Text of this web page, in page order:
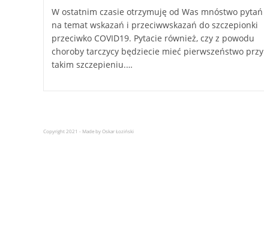
W ostatnim czasie otrzymuję od Was mnóstwo pytań
na temat wskazań i przeciwwskazań do szczepionki
przeciwko COVID19. Pytacie również, czy z powodu
choroby tarczycy będziecie mieć pierwszeństwo przy
takim szczepieniu.…
Copyright 2021 - Made by Oskar Łoziński